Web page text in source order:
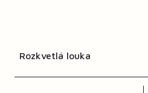
Rozkvetlá louka